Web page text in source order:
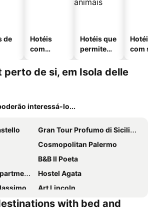
de
Hotéis
com
Hotéis que
permitem
com
perto de si, em Isola delle
interessá-lo...
Gran Tour Profumo di Sicilia - B & B
Cosmopolitan Palermo
B&B Il Poeta
Hostel Agata
Art Lincoln
Suite
Into Palermo B&B
with bed and